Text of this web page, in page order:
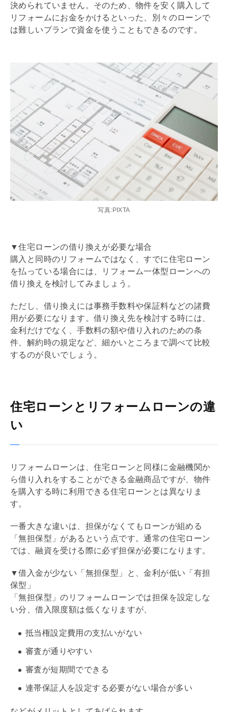
決められていません。そのため、物件を安く購入して
リフォームにお金をかけるといった、別々のローンで
は難しいプランで資金を使うこともできるのです。
写真:PIXTA
▼住宅ローンの借り換えが必要な場合
購入と同時のリフォームではなく、すでに住宅ローン
を払っている場合には、
リフォーム一体型ローンへの
借り換えを検討してみましょう。
ただし、借り換えには事務手数料や保証料などの諸費
用が必要になります。借り換え先を検討する時には、
金利だけでなく、手数料の額や借り入れのための条
件、解約時の規定など、細かいところまで調べて比較
するのが良いでしょう。
住宅ローンとリフォームローンの違
い
リフォームローンは、住宅ローンと同様に金融機関か
ら借り入れをすることができる金融商品ですが、物件
を購入する時に利用できる住宅ローン とは異なりま
す。
一番大きな違いは、担保がなくてもローンが組める
「無担保型」があるという点です。通常の住宅ローン
では、融資を受ける際に必ず担保が必要になります。
▼借入金が少ない「無担保型」と、金利が低い「有担
保型」
「無担保型」の リフォームローンでは担保を設定しな
い分、借入限度額は低くなりますが、
抵当権設定費用の支払いがない
審査が通りやすい
審査が短期間でできる
連帯保証人を設定する必要がない場合が多い